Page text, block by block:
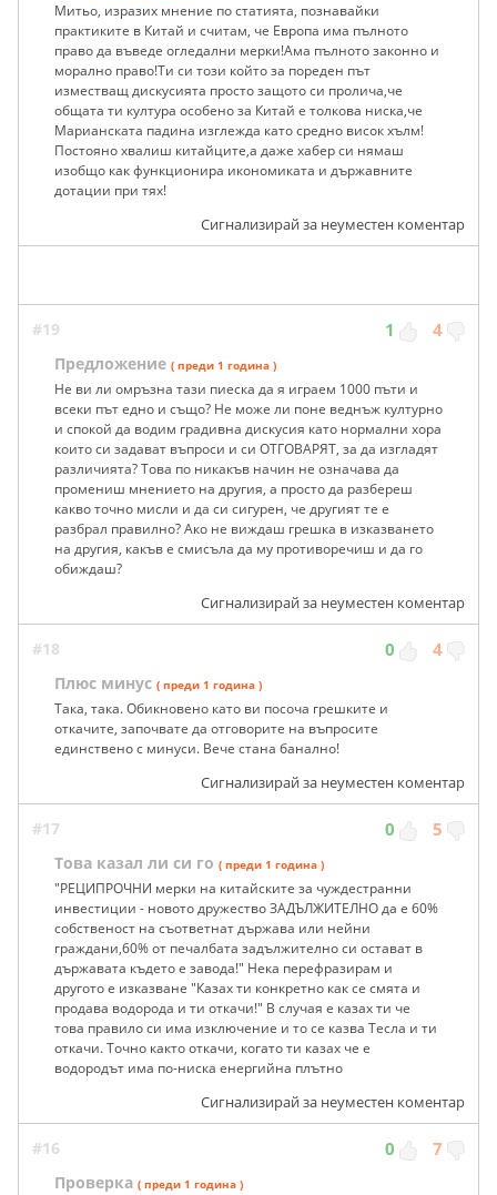
Митьо, изразих мнение по статията, познавайки
практиките в Китай и считам, че Европа има пълното
право да въведе огледални мерки!Ама пълното законно и
морално право!Ти си този който за пореден път
изместващ дискусията просто защото си пролича,че
общата ти култура особено за Китай е толкова ниска,че
Марианската падина изглежда като средно висок хълм!
Постояно хвалиш китайците,а даже хабер си нямаш
изобщо как функционира икономиката и държавните
дотации при тях!
Сигнализирай за неуместен коментар
#19 1 4
Предложение ( преди 1 година )
Не ви ли омръзна тази пиеска да я играем 1000 пъти и
всеки път едно и също? Не може ли поне веднъж културно
и спокой да водим градивна дискусия като нормални хора
които си задават въпроси и си ОТГОВАРЯТ, за да изгладят
различията? Това по никакъв начин не означава да
промениш мнението на другия, а просто да разбереш
какво точно мисли и да си сигурен, че другият те е
разбрал правилно? Ако не виждаш грешка в изказването
на другия, какъв е смисъла да му противоречиш и да го
обиждаш?
Сигнализирай за неуместен коментар
#18 0 4
Плюс минус ( преди 1 година )
Така, така. Обикновено като ви посоча грешките и
откачите, започвате да отговорите на въпросите
единствено с минуси. Вече стана банално!
Сигнализирай за неуместен коментар
#17 0 5
Това казал ли си го ( преди 1 година )
"РЕЦИПРОЧНИ мерки на китайските за чуждестранни
инвестиции - новото дружество ЗАДЪЛЖИТЕЛНО да е 60%
собственост на съответнат държава или нейни
граждани,60% от печалбата задължително си остават в
държавата където е завода!" Нека перефразирам и
другото е изказване "Казах ти конкретно как се смята и
продава водорода и ти откачи!" В случая е казах ти че
това правило си има изключение и то се казва Тесла и ти
откачи. Точно както откачи, когато ти казах че е
водородът има по-ниска енергийна плътно
Сигнализирай за неуместен коментар
#16 0 7
Проверка ( преди 1 година )